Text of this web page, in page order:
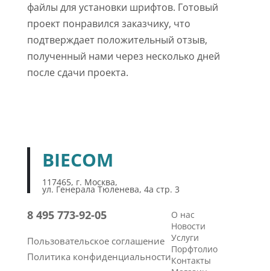
файлы для установки шрифтов. Готовый
проект понравился заказчику, что
подтверждает положительный отзыв,
полученный нами через несколько дней
после сдачи проекта.
BIECOM
117465, г. Москва,
ул. Генерала Тюленева, 4а стр. 3
8 495 773-92-05
Пользовательское соглашение
Политика конфиденциальности
О нас
Новости
Услуги
Порфтолио
Контакты